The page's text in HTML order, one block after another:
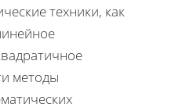
техники, как
методы